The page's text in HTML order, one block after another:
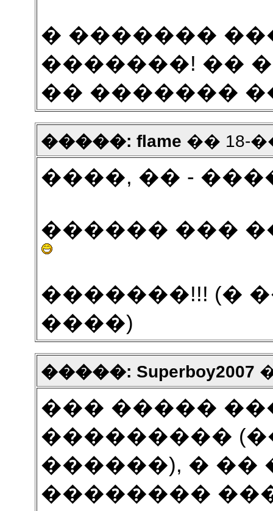
� �������
�������! ��
�� �������
�����: flame �� 18-
����, �� -
������ ���
�������!!! (�
����)
�����: Superboy2007
��� �����
���������
������), � ��
��������